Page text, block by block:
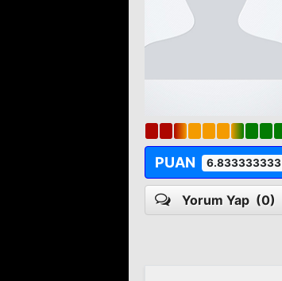
PUAN 6.833333333
Yorum Yap (0)